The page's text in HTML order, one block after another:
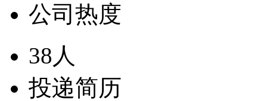
公司热度
38人
投递简历